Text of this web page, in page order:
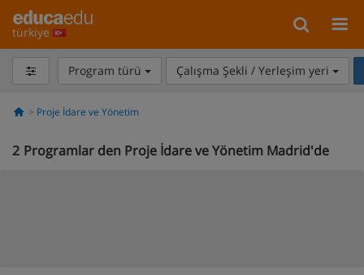
türkiye
Program türü Çalışma Şekli / Yerleşim yeri
Proje İdare ve Yönetim
2 Programlar den Proje İdare ve Yönetim Madrid'de